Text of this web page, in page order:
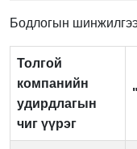
Бодлогын
Толгой
компанийн
удирдлагын
чиг үүрэг